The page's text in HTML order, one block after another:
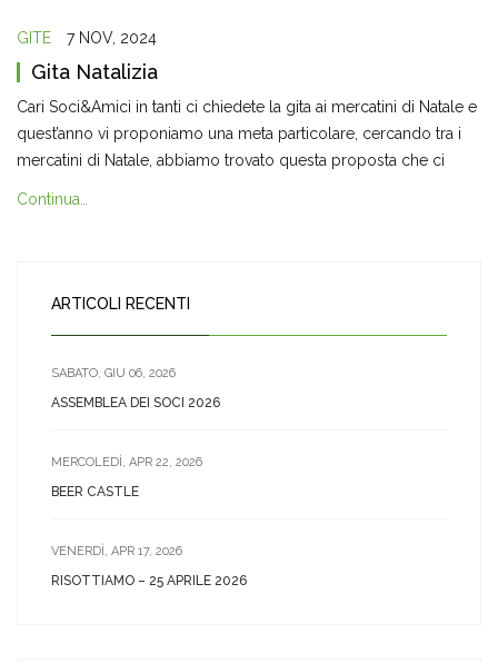
GITE 7 NOV, 2024
Gita Natalizia
Cari Soci&Amici in tanti ci chiedete la gita ai mercatini di Natale e
quest’anno vi proponiamo una meta particolare, cercando tra i
mercatini di Natale, abbiamo trovato questa proposta che ci
Continua…
ARTICOLI RECENTI
SABATO, GIU 06, 2026
ASSEMBLEA DEI SOCI 2026
MERCOLEDÌ, APR 22, 2026
BEER CASTLE
VENERDÌ, APR 17, 2026
RISOTTIAMO – 25 APRILE 2026